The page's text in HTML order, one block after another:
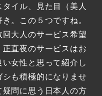
イル、見た目（美人
。この５つですね。
大人のサービス希望
直夜のサービスはお
女性と思って紹介し
も積極的になりませ
問に思う日本人の方